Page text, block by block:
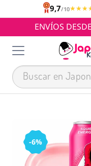
9,7/10
ENVÍOS
-6%